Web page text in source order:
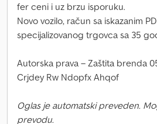
fer ceni i uz brzu isporuku.
Novo vozilo, račun sa iskazanim
specijalizovanog trgovca sa 35
Autorska prava – Zaštita brenda
Crjdey Rw Ndopfx Ahqof
Oglas je automatski preveden.
prevodu.